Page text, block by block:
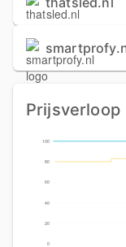
Prijsverloop
0
20
40
60
80
100